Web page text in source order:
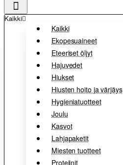
Kaikki
Kaikki
Ekopesuaineet
Eteeriset öljyt
Hajuvedet
Hiukset
Hiusten hoito ja värjäys
Hygieniatuotteet
Joulu
Kasvot
Lahjapaketit
Miesten tuotteet
Proteiinit